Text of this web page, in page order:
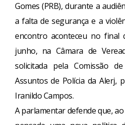
Gomes (PRB), durante a
a falta de segurança e a
encontro aconteceu no
junho, na Câmara de
solicitada pela Comissão
Assuntos de Polícia da Alerj,
Iranildo Campos.
A parlamentar defende que,